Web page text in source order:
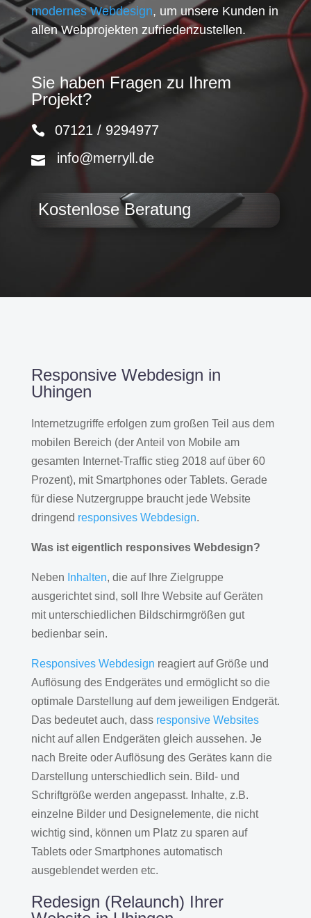
modernes Webdesign, um unsere Kunden in
allen Webprojekten zufriedenzustellen.
Sie haben Fragen zu Ihrem
Projekt?
07121 / 9294977
info@merryll.de
Kostenlose Beratung
Responsive Webdesign in
Uhingen
Internetzugriffe erfolgen zum großen Teil aus dem
mobilen Bereich (der Anteil von Mobile am
gesamten Internet-Traffic stieg 2018 auf über 60
Prozent), mit Smartphones oder Tablets. Gerade
für diese Nutzergruppe braucht jede Website
dringend responsives Webdesign.
Was ist eigentlich responsives Webdesign?
Neben Inhalten, die auf Ihre Zielgruppe
ausgerichtet sind, soll Ihre Website auf Geräten
mit unterschiedlichen Bildschirmgrößen gut
bedienbar sein.
Responsives Webdesign reagiert auf Größe und
Auflösung des Endgerätes und ermöglicht so die
optimale Darstellung auf dem jeweiligen Endgerät.
Das bedeutet auch, dass responsive Websites
nicht auf allen Endgeräten gleich aussehen. Je
nach Breite oder Auflösung des Gerätes kann die
Darstellung unterschiedlich sein. Bild- und
Schriftgröße werden angepasst. Inhalte, z.B.
einzelne Bilder und Designelemente, die nicht
wichtig sind, können um Platz zu sparen auf
Tablets oder Smartphones automatisch
ausgeblendet werden etc.
Redesign (Relaunch) Ihrer